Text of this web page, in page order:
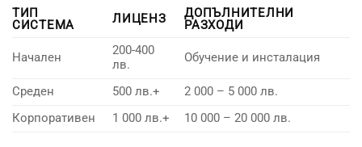
ТИП
СИСТЕМА
ЛИЦЕНЗ
ДОПЪЛНИТЕЛНИ
РАЗХОДИ
Начален
200-400
лв.
Обучение и инсталация
Среден 500 лв.+
2 000 – 5 000 лв.
Корпоративен
1 000 лв.+ 10 000 – 20 000 лв.